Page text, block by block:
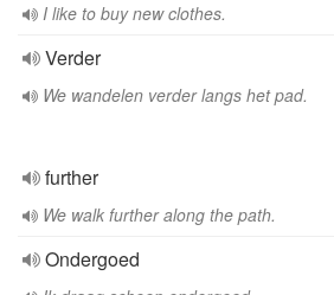
I like to buy new clothes.
Verder
We wandelen verder langs het pad.
further
We walk further along the path.
Ondergoed